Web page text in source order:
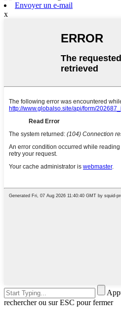
Envoyer un e-mail
x
rechercher ou sur ESC pour fermer